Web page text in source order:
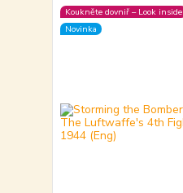
Koukněte dovniř – Look inside
Novinka